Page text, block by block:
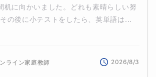
机に向かいました。どれも素晴らしい努
の後に小テストをしたら、英単語は...
ライン家庭教師 2026/8/3